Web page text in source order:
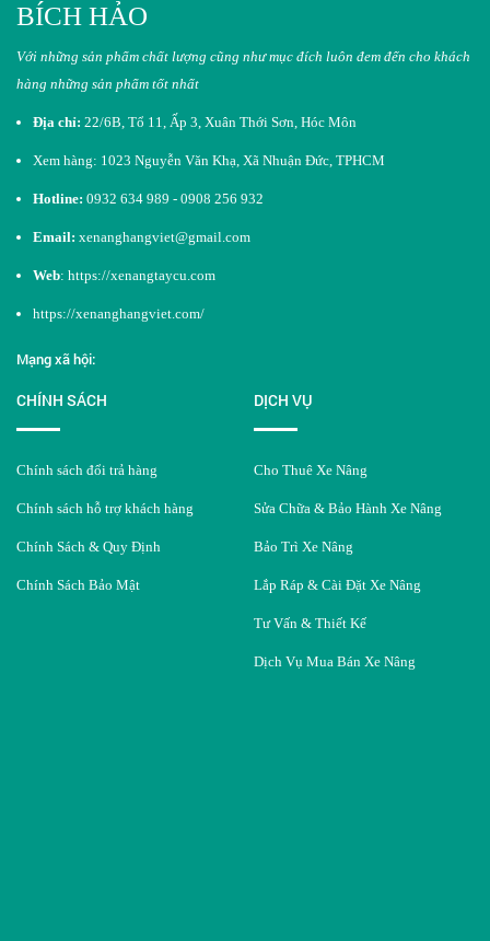
BÍCH HẢO
Với những sản phẩm chất lượng cũng như mục đích luôn đem đến cho khách
hàng những sản phẩm tốt nhất​
Địa chỉ: 22/6B, Tổ 11, Ấp 3, Xuân Thới Sơn, Hóc Môn
Xem hàng: 1023 Nguyễn Văn Khạ, Xã Nhuận Đức, TPHCM
Hotline: 0932 634 989 - 0908 256 932
Email: xenanghangviet@gmail.com
Web: https://xenangtaycu.com
https://xenanghangviet.com/
Mạng xã hội:
CHÍNH SÁCH
Chính sách đổi trả hàng
Chính sách hỗ trợ khách hàng
Chính Sách & Quy Định
Chính Sách Bảo Mật
DỊCH VỤ
Cho Thuê Xe Nâng
Sửa Chữa & Bảo Hành Xe Nâng
Bảo Trì Xe Nâng
Lắp Ráp & Cài Đặt Xe Nâng
Tư Vấn & Thiết Kế
Dịch Vụ Mua Bán Xe Nâng